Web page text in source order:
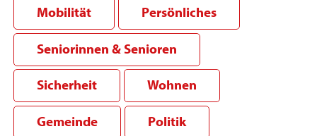
Mobilität Persönliches
Seniorinnen & Senioren
Sicherheit Wohnen
Gemeinde Politik